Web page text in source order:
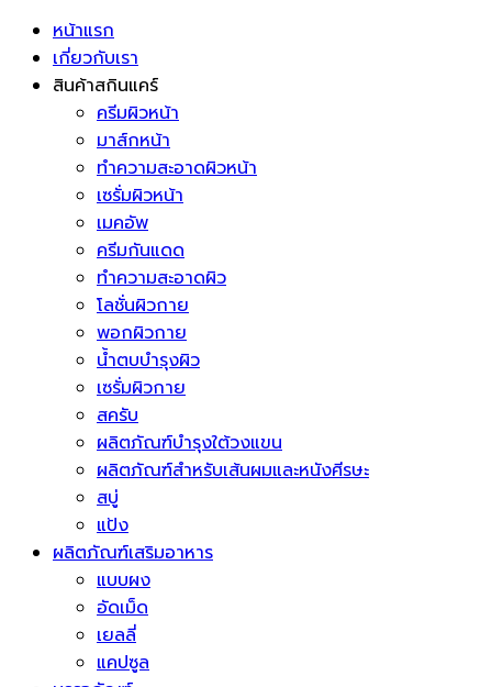
หน้าแรก
เกี่ยวกับเรา
สินค้าสกินแคร์
ครีมผิวหน้า
มาส์กหน้า
ทำความสะอาดผิวหน้า
เซรั่มผิวหน้า
เมคอัพ
ครีมกันแดด
ทำความสะอาดผิว
โลชั่นผิวกาย
พอกผิวกาย
น้ำตบบำรุงผิว
เซรั่มผิวกาย
สครับ
ผลิตภัณฑ์บำรุงใต้วงแขน
ผลิตภัณฑ์สำหรับเส้นผมและหนังศีรษะ
สบู่
แป้ง
ผลิตภัณฑ์เสริมอาหาร
แบบผง
อัดเม็ด
เยลลี่
แคปซูล